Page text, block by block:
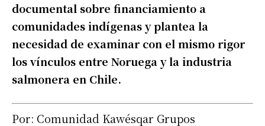
documental sobre financiamiento a
comunidades indígenas y plantea la
necesidad de examinar con el mismo rigor
los vínculos entre Noruega y la industria
salmonera en Chile.
Por: Comunidad Kawésqar Grupos